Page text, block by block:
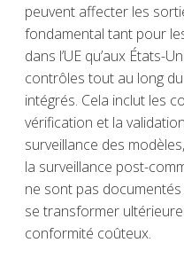
peuvent affecter les
fondamental tant pour
dans l’UE qu’aux États-
contrôles tout au long
intégrés. Cela inclut les
vérification et la
surveillance des
la surveillance post-
ne sont pas
se transformer
conformité coûteux.